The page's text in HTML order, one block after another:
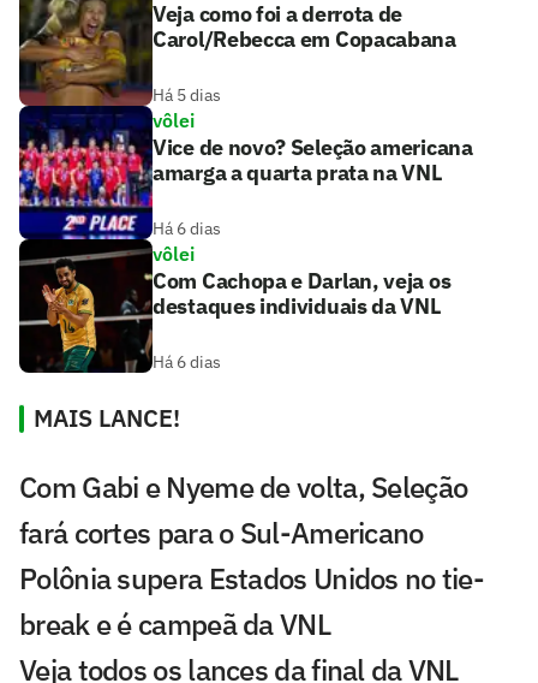
Veja como foi a derrota de
Carol/Rebecca em Copacabana
Há 5 dias
vôlei
Vice de novo? Seleção americana
amarga a quarta prata na VNL
Há 6 dias
vôlei
Com Cachopa e Darlan, veja os
destaques individuais da VNL
Há 6 dias
MAIS LANCE!
Com Gabi e Nyeme de volta, Seleção
fará cortes para o Sul-Americano
Polônia supera Estados Unidos no tie-
break e é campeã da VNL
Veja todos os lances da final da VNL